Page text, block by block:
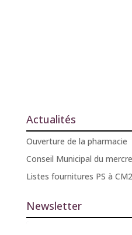
Actualités
Ouverture de la pharmacie
Conseil Municipal du
Listes fournitures PS à CM2
Newsletter